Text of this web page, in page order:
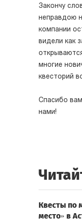
Закончу
неправдою
компании
видели как
многие
квесторий
Спасибо
нами!
Квесты по
место» в